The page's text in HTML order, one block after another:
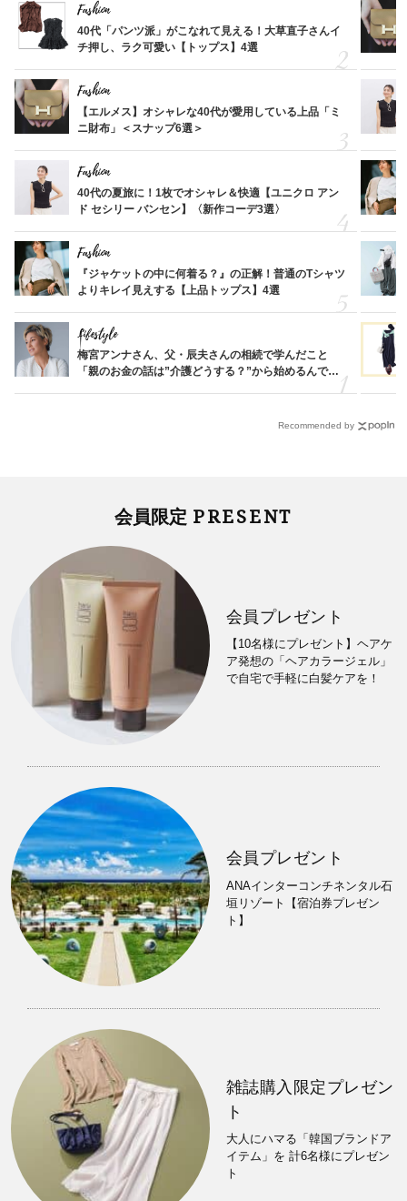
Fashion
40代「パンツ派」がこなれて見える！大草直子さんイ
チ押し、ラク可愛い【トップス】4選
Fashion
【エルメス】オシャレな40代が愛用している上品「ミ
ニ財布」＜スナップ6選＞
Fashion
40代の夏旅に！1枚でオシャレ＆快適【ユニクロ アン
ド セシリー バンセン】〈新作コーデ3選〉
Fashion
『ジャケットの中に何着る？』の正解！普通のTシャツ
よりキレイ見えする【上品トップス】4選
Lifestyle
梅宮アンナさん、父・辰夫さんの相続で学んだこと
「親のお金の話は”介護どうする？”から始めるんで
Recommended by
会員限定 PRESENT
会員プレゼント
【10名様にプレゼント】ヘアケ
ア発想の「ヘアカラージェル」
で自宅で手軽に白髪ケアを！
会員プレゼント
ANAインターコンチネンタル石
垣リゾート【宿泊券プレゼン
ト】
雑誌購入限定プレゼン
ト
大人にハマる「韓国ブランドア
イテム」を 計6名様にプレゼン
ト